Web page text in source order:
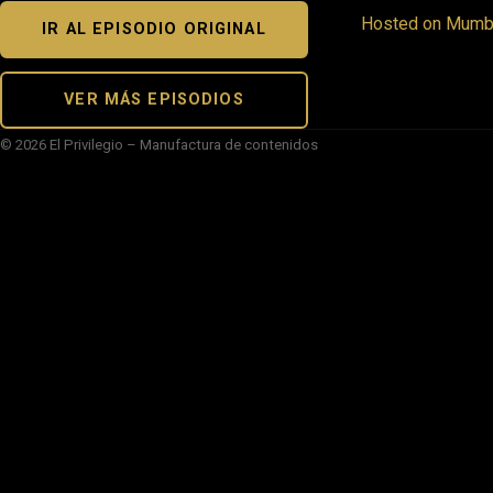
IR AL EPISODIO ORIGINAL
VER MÁS EPISODIOS
Hosted on
© 2026 El Privilegio – Manufactura de contenidos